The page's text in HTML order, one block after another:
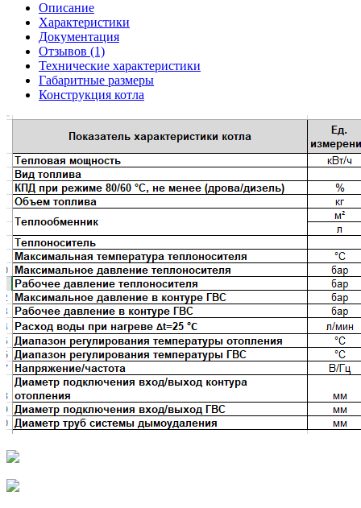
Описание
Характеристики
Документация
Отзывов (1)
Технические характеристики
Габаритные размеры
Конструкция котла